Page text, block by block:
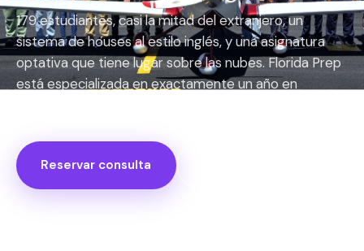
179 estudiantes, casi la mitad del extranjero, un
sistema de houses al estilo inglés, y una asignatura
optativa que tiene lugar sobre las nubes. Florida Prep
está especializada en exactamente un año en
Reservar consulta